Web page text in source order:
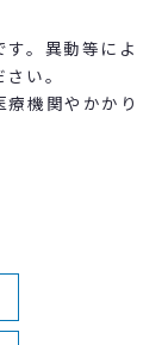
。異動等によ
い。
機関やかかり